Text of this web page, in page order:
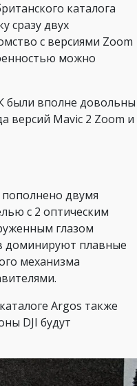
каталога
сразу двух
с версиями Zoom
можно
были вполне довольны
версий Mavic 2 Zoom и
двумя
с 2 оптическим
глазом
доминируют плавные
механизма
Argos также
DJI будут